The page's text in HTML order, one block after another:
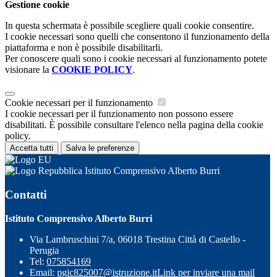
Gestione cookie
In questa schermata è possibile scegliere quali cookie consentire.
I cookie necessari sono quelli che consentono il funzionamento della
piattaforma e non è possibile disabilitarli.
Per conoscere quali sono i cookie necessari al funzionamento potete
visionare la COOKIE POLICY.
Cookie necessari per il funzionamento
I cookie necessari per il funzionamento non possono essere
disabilitati. È possibile consultare l'elenco nella pagina della cookie
policy.
Accetta tutti Salva le preferenze
Istituto Comprensivo Alberto Burri
Contatti
Istituto Comprensivo Alberto Burri
Via Lambruschini 7/a, 06018 Trestina Città di Castello -
Perugia
Tel: 075854169
Email: pgic825007@istruzione.itLink per inviare una mail